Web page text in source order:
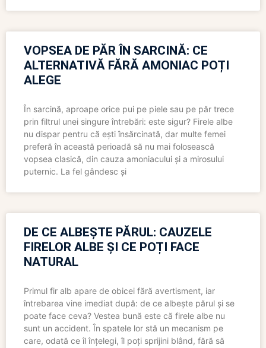
VOPSEA DE PĂR ÎN SARCINĂ: CE
ALTERNATIVĂ FĂRĂ AMONIAC POȚI
ALEGE
În sarcină, aproape orice pui pe piele sau pe păr trece
prin filtrul unei singure întrebări: este sigur? Firele albe
nu dispar pentru că ești însărcinată, dar multe femei
preferă în această perioadă să nu mai folosească
vopsea clasică, din cauza amoniacului și a mirosului
puternic. La fel gândesc și
DE CE ALBEȘTE PĂRUL: CAUZELE
FIRELOR ALBE ȘI CE POȚI FACE
NATURAL
Primul fir alb apare de obicei fără avertisment, iar
întrebarea vine imediat după: de ce albește părul și se
poate face ceva? Vestea bună este că firele albe nu
sunt un accident. În spatele lor stă un mecanism pe
care, odată ce îl înțelegi, îl poți sprijini blând, fără să